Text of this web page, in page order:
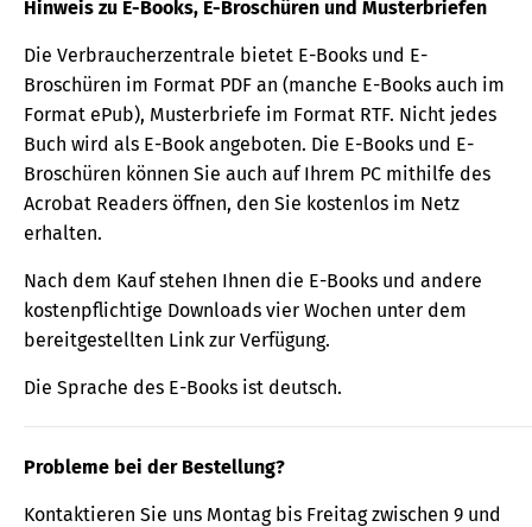
Hinweis zu E-Books, E-Broschüren und Musterbriefen
Die Verbraucherzentrale bietet E-Books und E-
Broschüren im Format PDF an (manche E-Books auch im
Format ePub), Musterbriefe im Format RTF. Nicht jedes
Buch wird als E-Book angeboten. Die E-Books und E-
Broschüren können Sie auch auf Ihrem PC mithilfe des
Acrobat Readers öffnen, den Sie kostenlos im Netz
erhalten.
Nach dem Kauf stehen Ihnen die E-Books und andere
kostenpflichtige Downloads vier Wochen unter dem
bereitgestellten Link zur Verfügung.
Die Sprache des E-Books ist deutsch.
Probleme bei der Bestellung?
Kontaktieren Sie uns Montag bis Freitag zwischen 9 und